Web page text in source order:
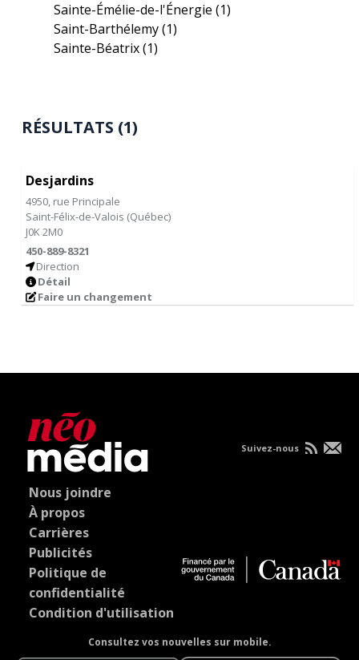
Sainte-Émélie-de-l'Énergie(1)
Saint-Barthélemy(1)
Sainte-Béatrix(1)
RÉSULTATS (1)
Desjardins
4950, rue Principale
Saint-Félix-de-Valois (Québec)
J0K 2M0
450-889-8321
Direction
Détail
Faire un changement
Nous joindre
À propos
Carrières
Publicités
Politique de
confidentialité
Condition d'utilisation
Consultez vos nouvelles sur mobile.
Suivez-nous